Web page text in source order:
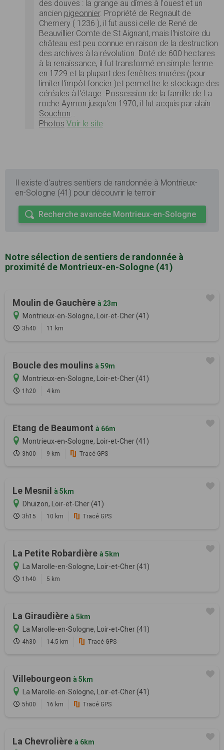
des douves : la grange au dîmes à l'ouest et un
ancien pigeonnier. Propriété de Regnault de
Chemery ( 1236 ), il fut aussi celle de René de
Beauvillier Comte de St Aignant, mais l'histoire du
château est peu connue en raison de la destruction
des archives à la révolution. Doté de 600 hectares
à la renaissance, il fut transformé en simple ferme
en 1729 et la plupart des fenêtres murées (pour
limiter l'impôt foncier )et permettre le stockage des
céréales à l'étage. Possession de la famille de La
roche Aymon jusqu'en 1970, il fut acquis par alain
Souchon…
Photos Voir le site
Il existe d'autres sentiers de randonnée à Montrieux-
en-Sologne (41) pour découvrir le terroir
Recherche avancée Montrieux-en-Sologne
Notre sélection de sentiers de randonnée à
proximité de Montrieux-en-Sologne (41)
Moulin de Gauchère à 23m
Montrieux-en-Sologne, Loir-et-Cher (41)
3h40 11 km
Boucle des moulins à 59m
Montrieux-en-Sologne, Loir-et-Cher (41)
1h20 4 km
Etang de Beaumont à 66m
Montrieux-en-Sologne, Loir-et-Cher (41)
3h00 9 km Tracé GPS
Le Mesnil
à 5km
Dhuizon, Loir-et-Cher (41)
3h15 10 km Tracé GPS
La Petite Robardière à 5km
La Marolle-en-Sologne, Loir-et-Cher (41)
1h40 5 km
La Giraudière à 5km
La Marolle-en-Sologne, Loir-et-Cher (41)
4h30 14.5 km Tracé GPS
Villebourgeon à 5km
La Marolle-en-Sologne, Loir-et-Cher (41)
5h00 16 km Tracé GPS
La Chevrolière à 6km